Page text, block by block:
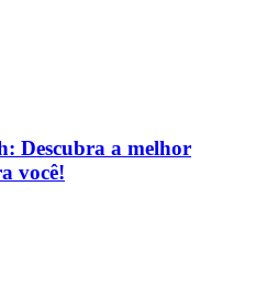
Descubra a melhor
você!